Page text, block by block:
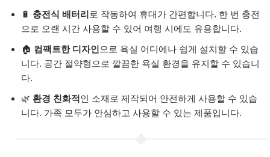
🔋 충전식 배터리 로 작동하여 휴대가 간편합니다. 한 번 충전
으로 오랜 시간 사용할 수 있어 여행 시에도 유용합니다.
🏠 컴팩트한 디자인 으로 욕실 어디에나 쉽게 설치할 수 있습
니다. 공간 절약형으로 깔끔한 욕실 환경을 유지할 수 있습니
다.
🌿 환경 친화적인 소재로 제작되어 안전하게 사용할 수 있습
니다. 가족 모두가 안심하고 사용할 수 있는 제품입니다.